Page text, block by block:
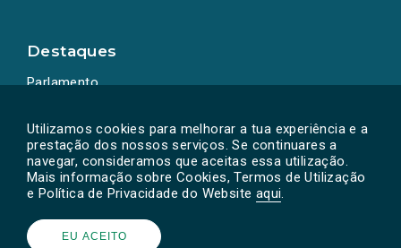
Utilizamos cookies para melhorar a tua experiência e a
prestação dos nossos serviços. Se continuares a
navegar, consideramos que aceitas essa utilização.
Mais informação sobre Cookies, Termos de Utilização
e Política de Privacidade do Website aqui.
EU ACEITO
Destaques
Parlamento